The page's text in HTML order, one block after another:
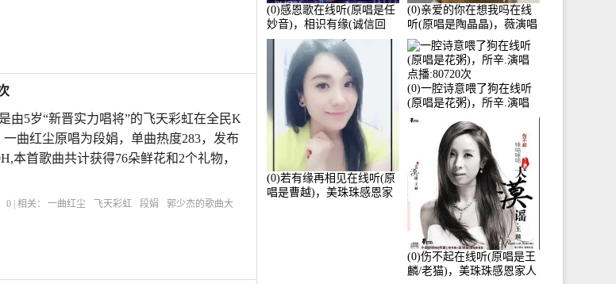
由5岁“新晋实力唱将”的飞天彩虹在全民K
曲红尘原唱为段娟，单曲热度283，发布
本首歌曲共计获得76朵鲜花和2个礼物，
0 | 相关： 一曲红尘 飞天彩虹 段娟
郭少杰的歌曲大
(0)感恩歌在线听(原唱是任
妙音)，相识有缘(诚信回
访)演唱点播:161288次
(0)亲爱的你在想我吗在线
听(原唱是陶晶晶)，薇演唱
点播:159722次
(0)若有缘再相见在线听(原
唱是曹越)，美珠珠感恩家
(0)一腔诗意喂了狗在线听
(原唱是花粥)，所辛.演唱
点播:80720次
(0)伤不起在线听(原唱是王
麟/老猫)，美珠珠感恩家人